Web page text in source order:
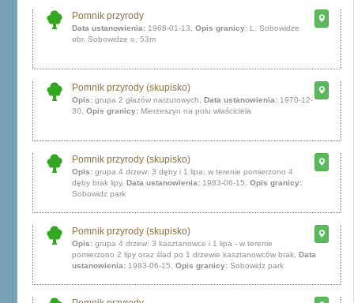
Pomnik przyrody
Data ustanowienia: 1968-01-13, Opis granicy: L. Sobowidze
obr. Sobowidze o. 53m
Pomnik przyrody (skupisko)
Opis: grupa 2 głazów narzutowych, Data ustanowienia: 1970-12-
30, Opis granicy: Mierzeszyn na polu właściciela
Pomnik przyrody (skupisko)
Opis: grupa 4 drzew: 3 dęby i 1 lipa; w terenie pomierzono 4
dęby brak lipy, Data ustanowienia: 1983-06-15, Opis granicy:
Sobowidz park
Pomnik przyrody (skupisko)
Opis: grupa 4 drzew: 3 kasztanowce i 1 lipa - w terenie
pomierzono 2 lipy oraz ślad po 1 drzewie kasztanowców brak, Data
ustanowienia: 1983-06-15, Opis granicy: Sobowidz park